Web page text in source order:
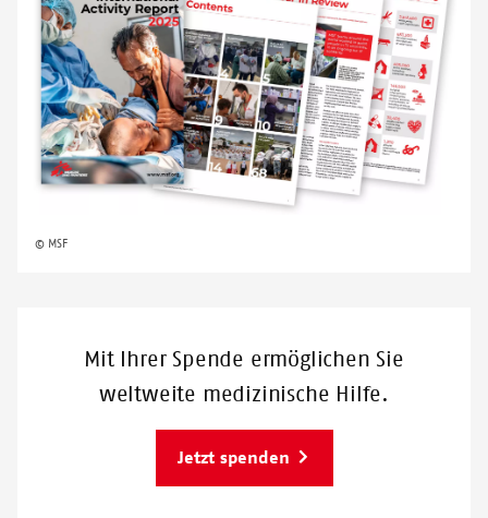
© MSF
Mit Ihrer Spende ermöglichen Sie
weltweite medizinische Hilfe.
Jetzt spenden